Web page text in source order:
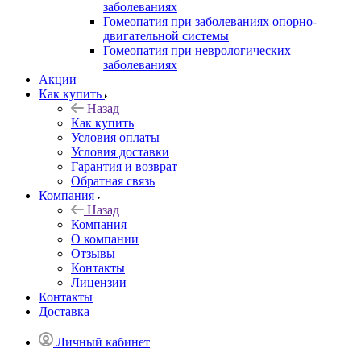
заболеваниях
Гомеопатия при заболеваниях опорно-
двигательной системы
Гомеопатия при неврологических
заболеваниях
Акции
Как купить
Назад
Как купить
Условия оплаты
Условия доставки
Гарантия и возврат
Обратная связь
Компания
Назад
Компания
О компании
Отзывы
Контакты
Лицензии
Контакты
Доставка
Личный кабинет